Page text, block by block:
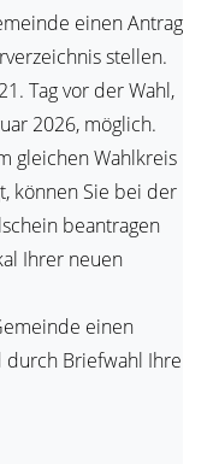
einen Antrag
stellen.
Tag vor der Wahl,
2026, möglich.
gleichen Wahlkreis
können Sie bei der
beantragen
Ihrer neuen
einen
durch Briefwahl Ihre